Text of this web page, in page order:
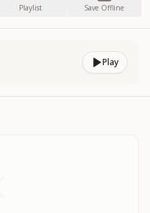
Playlist Save Offline
Play